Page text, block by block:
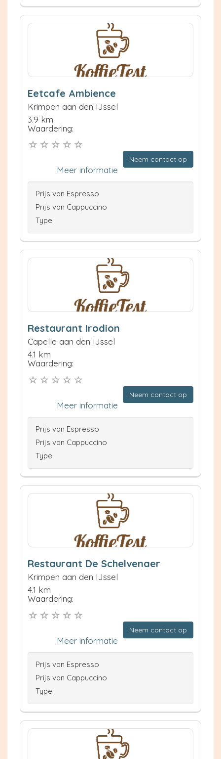
Eetcafe Ambience
Krimpen aan den IJssel
3.9 km
Waardering:
Neem contact op
Meer informatie
Prijs van Espresso
Prijs van Cappuccino
Type
Restaurant Irodion
Capelle aan den IJssel
4.1 km
Waardering:
Neem contact op
Meer informatie
Prijs van Espresso
Prijs van Cappuccino
Type
Restaurant De Schelvenaer
Krimpen aan den IJssel
4.1 km
Waardering:
Neem contact op
Meer informatie
Prijs van Espresso
Prijs van Cappuccino
Type